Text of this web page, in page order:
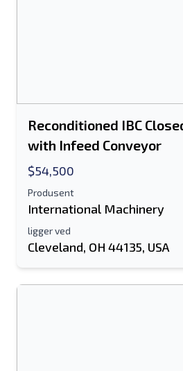
Reconditioned IBC
with Infeed Conveyor
$54,500
Produsent
International Machinery
ligger ved
Cleveland, OH 44135, USA
Send til en venn